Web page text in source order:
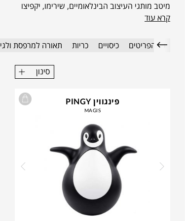
מיטב מותגי העיצוב הבינלאומיים, שירימו, יקפיצו
ויסגרו לכם את הפינה בבית או בגינה
קרא עוד
כל הפריטים כיסויים כריות תאורה למרפסת
סינון
פינגווין PINGY
MAGIS